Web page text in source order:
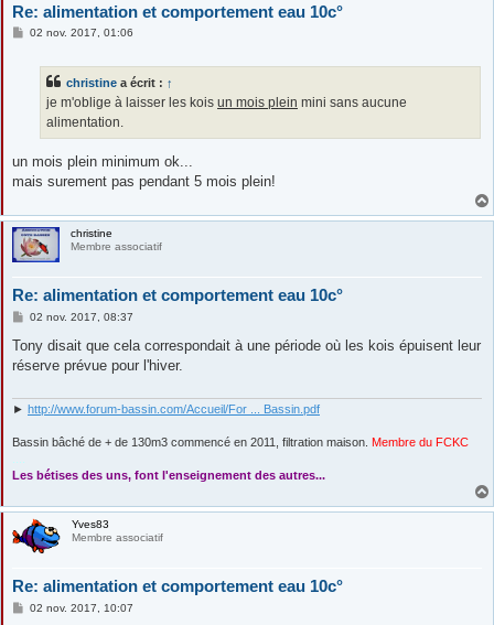
Re: alimentation et comportement eau 10c°
M02 nov. 2017, 01:06
christine a écrit : ↑
je m'oblige à laisser les kois un mois plein mini sans aucune
alimentation.
un mois plein minimum ok...
mais surement pas pendant 5 mois plein!
christine
Membre associatif
Re: alimentation et comportement eau 10c°
M
s
a
02 nov. 2017, 08:37
Tony disait que cela correspondait à une période où les kois épuisent leur
réserve prévue pour l'hiver.
► http://www.forum-bassin.com/Accueil/For ... Bassin.pdf
Bassin bâché de + de 130m3 commencé en 2011, filtration maison. Membre du FCKC
Les bétises des uns, font l'enseignement des autres...
Yves83
Membre associatif
Re: alimentation et comportement eau 10c°
M02 nov. 2017, 10:07